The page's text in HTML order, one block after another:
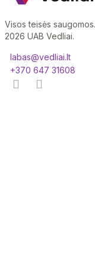
Visos teisės
2026 UAB Vedliai.
labas@vedliai.lt
+370 647 31608